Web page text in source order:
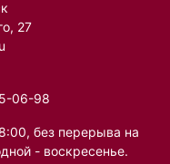
27
06-98
без перерыва на
- воскресенье.